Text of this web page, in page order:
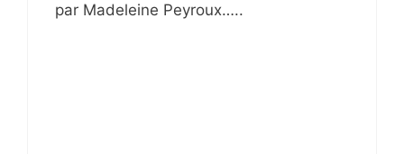
par Madeleine Peyroux…..